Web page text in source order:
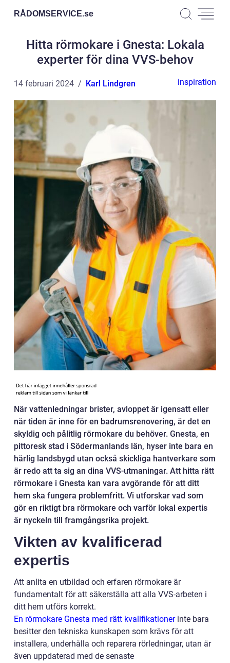
RÅDOMSERVICE.se
Hitta rörmokare i Gnesta: Lokala
experter för dina VVS-behov
14 februari 2024 Karl Lindgren inspiration
När vattenledningar brister, avloppet är igensatt eller
när tiden är inne för en badrumsrenovering, är det en
skyldig och pålitlig rörmokare du behöver. Gnesta, en
pittoresk stad i Södermanlands län, hyser inte bara en
härlig landsbygd utan också skickliga hantverkare som
är redo att ta sig an dina VVS-utmaningar. Att hitta rätt
rörmokare i Gnesta kan vara avgörande för att ditt
hem ska fungera problemfritt. Vi utforskar vad som
gör en riktigt bra rörmokare och varför lokal expertis
är nyckeln till framgångsrika projekt.
Vikten av kvalificerad
expertis
Att anlita en utbildad och erfaren rörmokare är
fundamentalt för att säkerställa att alla VVS-arbeten i
ditt hem utförs korrekt.
En rörmokare Gnesta med rätt kvalifikationerinte bara
besitter den tekniska kunskapen som krävs för att
installera, underhålla och reparera rörledningar, utan är
även uppdaterad med de senaste